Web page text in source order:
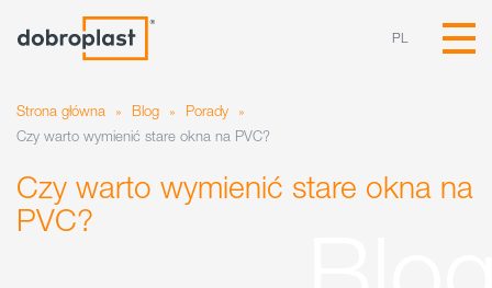
PL
Strona główna » Blog » Porady
»
Czy warto wymienić stare okna na PVC?
Czy warto wymienić stare okna na
PVC?